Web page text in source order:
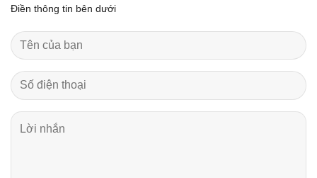
Điền thông tin bên dưới